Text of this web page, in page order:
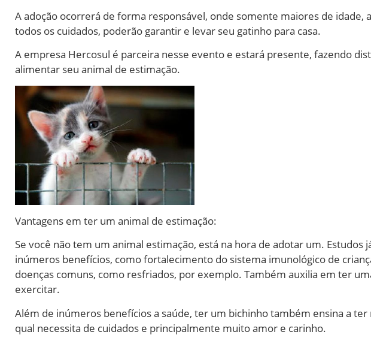
A adoção ocorrerá de forma responsável, onde somente maiores de
todos os cuidados, poderão garantir e levar seu gatinho para casa.
A empresa Hercosul é parceira nesse evento e estará presente, fazendo
alimentar seu animal de estimação.
Vantagens em ter um animal de estimação:
Se você não tem um animal estimação, está na hora de adotar um.
inúmeros benefícios, como fortalecimento do sistema imunológico de
doenças comuns, como resfriados, por exemplo. Também auxilia em ter
exercitar.
Além de inúmeros benefícios a saúde, ter um bichinho também ensina a
qual necessita de cuidados e principalmente muito amor e carinho.